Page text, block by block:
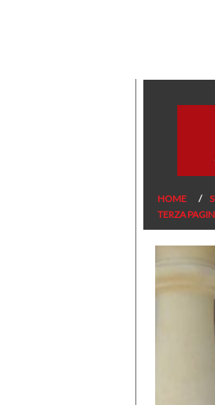
HOME
TERZA